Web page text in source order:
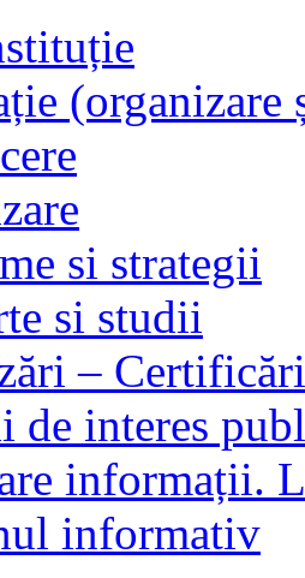
si strategii
si studii
–
de interes
informații.
informativ